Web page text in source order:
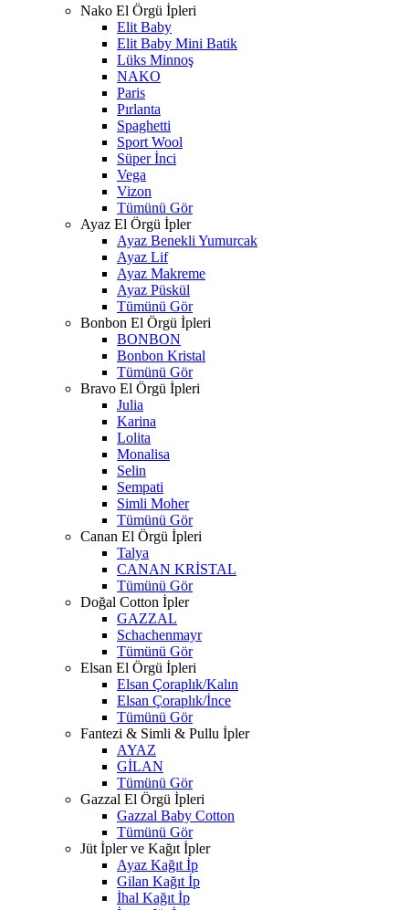
Nako El Örgü İpleri
Elit Baby
Elit Baby Mini Batik
Lüks Minnoş
NAKO
Paris
Pırlanta
Spaghetti
Sport Wool
Süper İnci
Vega
Vizon
Tümünü Gör
Ayaz El Örgü İpler
Ayaz Benekli Yumurcak
Ayaz Lif
Ayaz Makreme
Ayaz Püskül
Tümünü Gör
Bonbon El Örgü İpleri
BONBON
Bonbon Kristal
Tümünü Gör
Bravo El Örgü İpleri
Julia
Karina
Lolita
Monalisa
Selin
Sempati
Simli Moher
Tümünü Gör
Canan El Örgü İpleri
Talya
CANAN KRİSTAL
Tümünü Gör
Doğal Cotton İpler
GAZZAL
Schachenmayr
Tümünü Gör
Elsan El Örgü İpleri
Elsan Çoraplık/Kalın
Elsan Çoraplık/İnce
Tümünü Gör
Fantezi & Simli & Pullu İpler
AYAZ
GİLAN
Tümünü Gör
Gazzal El Örgü İpleri
Gazzal Baby Cotton
Tümünü Gör
Jüt İpler ve Kağıt İpler
Ayaz Kağıt İp
Gilan Kağıt İp
İhal Kağıt İp